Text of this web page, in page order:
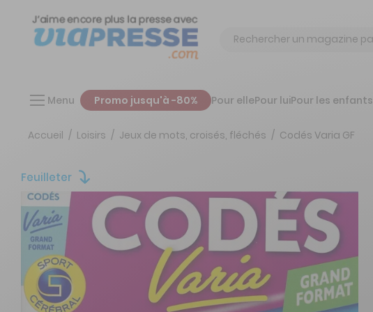
Chercher
Menu Promo jusqu'à -80% Pour ellePour luiPour les enfants
Accueil Loisirs Jeux de mots, croisés, fléchés Codés Varia GF
Feuilleter